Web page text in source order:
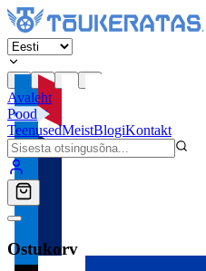
Avaleht
Pood
TeenusedMeistBlogiKontakt
Ostukorv